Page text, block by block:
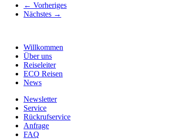
← Vorheriges
Nächstes →
Willkommen
Über uns
Reiseleiter
ECO Reisen
News
Newsletter
Service
Rückrufservice
Anfrage
FAQ